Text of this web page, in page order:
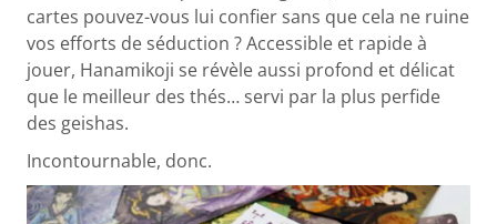
cartes pouvez-vous lui confier sans que cela ne ruine
vos efforts de séduction ? Accessible et rapide à
jouer, Hanamikoji se révèle aussi profond et délicat
que le meilleur des thés… servi par la plus perfide
des geishas.
Incontournable, donc.